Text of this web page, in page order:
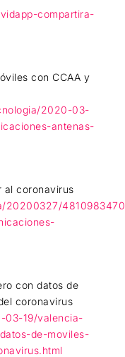
compartira-
con CCAA y
2020-03-
antenas-
al coronavirus
20200327/
con datos de
coronavirus
03-19/valencia-
de-moviles-